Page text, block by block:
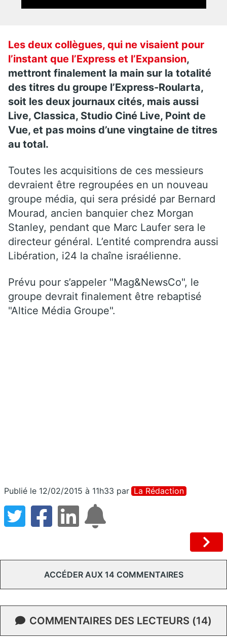
Les deux collègues, qui ne visaient pour
l’instant que l’Express et l’Expansion,
mettront finalement la main sur la totalité
des titres du groupe l’Express-Roularta,
soit les deux journaux cités, mais aussi
Live, Classica, Studio Ciné Live, Point de
Vue, et pas moins d’une vingtaine de titres
au total.
Toutes les acquisitions de ces messieurs
devraient être regroupées en un nouveau
groupe média, qui sera présidé par Bernard
Mourad, ancien banquier chez Morgan
Stanley, pendant que Marc Laufer sera le
directeur général. L’entité comprendra aussi
Libération, i24 la chaîne israélienne.
Prévu pour s’appeler "Mag&NewsCo", le
groupe devrait finalement être rebaptisé
"Altice Média Groupe".
Publié le 12/02/2015 à 11h33 par La Rédaction
ACCÉDER AUX 14 COMMENTAIRES
COMMENTAIRES DES LECTEURS (14)